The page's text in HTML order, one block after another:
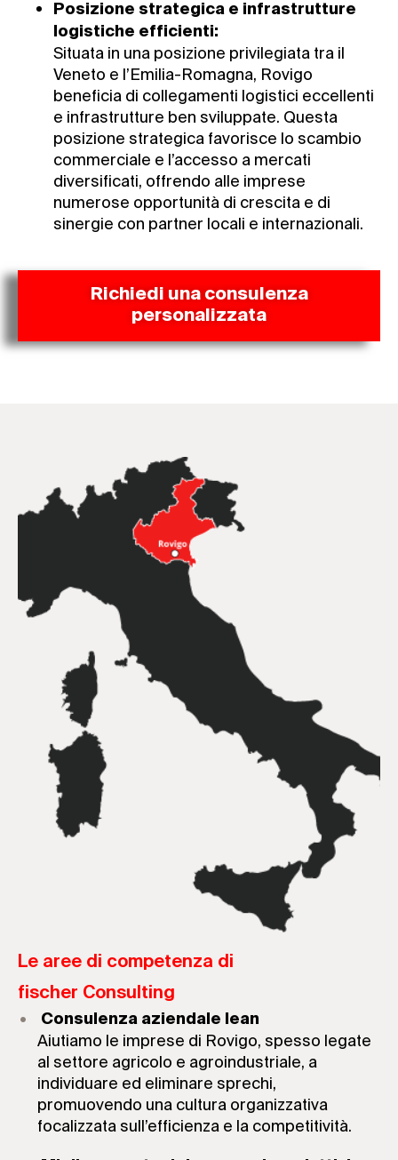
Posizione strategica e infrastrutture
logistiche efficienti:
Situata in una posizione privilegiata tra il
Veneto e l’Emilia-Romagna, Rovigo
beneficia di collegamenti logistici eccellenti
e infrastrutture ben sviluppate. Questa
posizione strategica favorisce lo scambio
commerciale e l’accesso a mercati
diversificati, offrendo alle imprese
numerose opportunità di crescita e di
sinergie con partner locali e internazionali.
Richiedi una consulenza
personalizzata
Le aree di competenza di
fischer Consulting
Consulenza aziendale lean
Aiutiamo le imprese di Rovigo, spesso legate
al settore agricolo e agroindustriale, a
individuare ed eliminare sprechi,
promuovendo una cultura organizzativa
focalizzata sull’efficienza e la competitività.